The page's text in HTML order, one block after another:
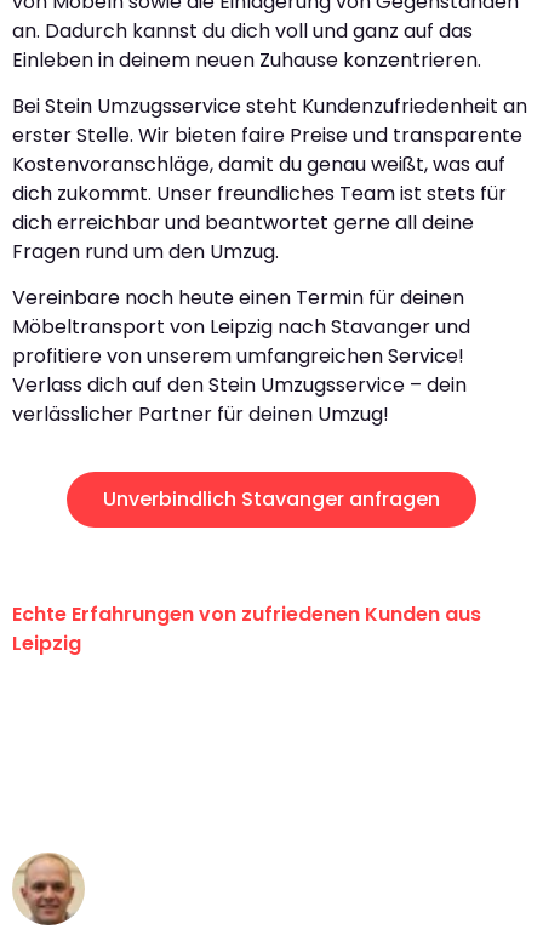
an. Dadurch kannst du dich voll und ganz auf das
Einleben in deinem neuen Zuhause konzentrieren.
Bei Stein Umzugsservice steht Kundenzufriedenheit an
erster Stelle. Wir bieten faire Preise und transparente
Kostenvoranschläge, damit du genau weißt, was auf
dich zukommt. Unser freundliches Team ist stets für
dich erreichbar und beantwortet gerne all deine
Fragen rund um den Umzug.
Vereinbare noch heute einen Termin für deinen
Möbeltransport von Leipzig nach Stavanger und
profitiere von unserem umfangreichen Service!
Verlass dich auf den Stein Umzugsservice – dein
verlässlicher Partner für deinen Umzug!
Unverbindlich Stavanger anfragen
Echte Erfahrungen von zufriedenen Kunden aus
Leipzig